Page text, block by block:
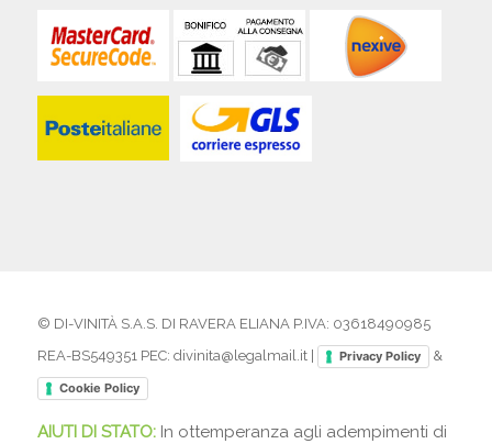
© DI-VINITÀ S.A.S. DI RAVERA ELIANA P.IVA: 03618490985
REA-BS549351 PEC: divinita@legalmail.it |
Privacy Policy &
Cookie Policy
AIUTI DI STATO: In ottemperanza agli adempimenti di